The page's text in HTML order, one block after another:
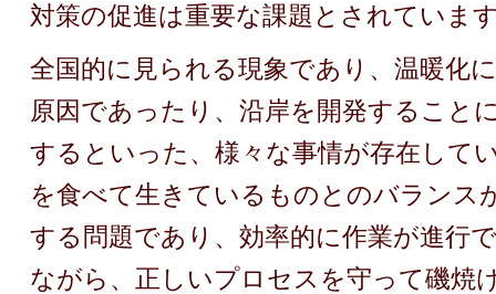
対策の促進は重要な課題とされていま
全国的に見られる現象であり、温暖化
原因であったり、沿岸を開発すること
するといった、様々な事情が存在して
を食べて生きているものとのバランス
する問題であり、効率的に作業が進行
ながら、正しいプロセスを守って磯焼